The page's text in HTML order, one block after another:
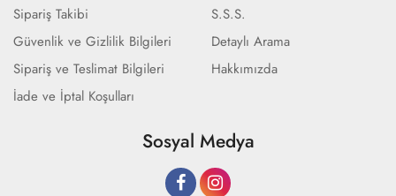
Sipariş Takibi
Güvenlik ve Gizlilik Bilgileri
Sipariş ve Teslimat Bilgileri
İade ve İptal Koşulları
S.S.S.
Detaylı Arama
Hakkımızda
Sosyal Medya